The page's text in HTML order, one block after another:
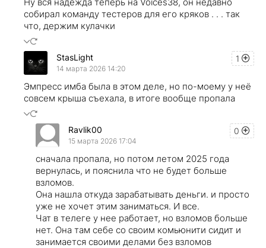
собирал команду тестеров для его кряков . . . так
что, держим кулачки
1
StasLight
14 марта 2026 14:20
Эмпресс имба была в этом деле, но по-моему у неё
совсем крыша съехала, в итоге вообще пропала
0
Ravlik00
15 марта 2026 17:04
сначала пропала, но потом летом 2025 года
вернулась, и пояснила что не будет больше
взломов.
Она нашла откуда зарабатывать деньги. и просто
уже не хочет этим заниматься. И все.
Чат в телеге у нее работает, но взломов больше
нет. Она там себе со своим комьюнити сидит и
занимается своими делами без взломов